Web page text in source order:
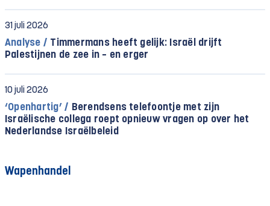
31 juli 2026
Analyse / Timmermans heeft gelijk: Israël drijft
Palestijnen de zee in – en erger
10 juli 2026
‘Openhartig’ / Berendsens telefoontje met zijn
Israëlische collega roept opnieuw vragen op over het
Nederlandse Israëlbeleid
Wapenhandel